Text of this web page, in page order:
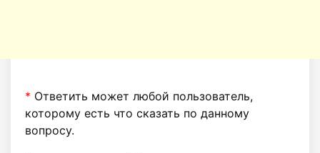
* Ответить может любой пользователь,
которому есть что сказать по данному
вопросу.